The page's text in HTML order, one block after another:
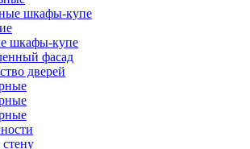
шкафы-купе
шкафы-купе
фасад
дверей